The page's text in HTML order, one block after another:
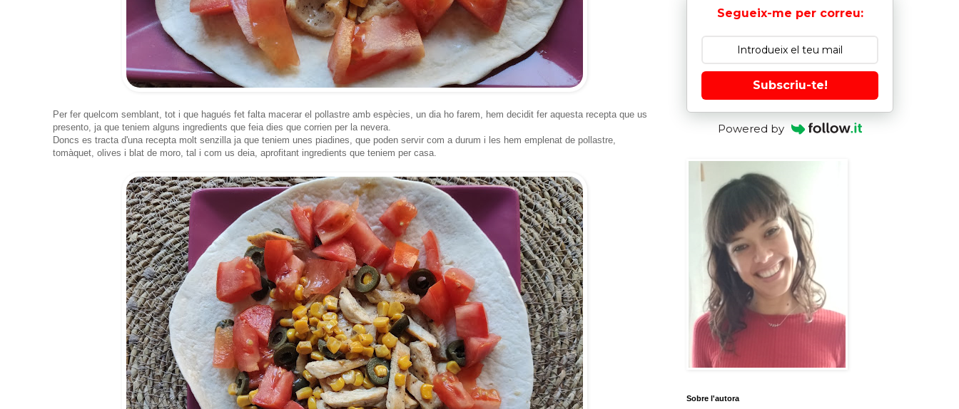
Per fer quelcom semblant, tot i que hagués fet falta macerar el pollastre amb espècies, un dia ho farem, hem decidit fer aquesta recepta que us
presento, ja que teniem alguns ingredients que feia dies que corrien per la nevera.
Doncs es tracta d'una recepta molt senzilla ja que teniem unes piadines, que poden servir com a durum i les hem emplenat de pollastre,
tomàquet, olives i blat de moro, tal i com us deia, aprofitant ingredients que teniem per casa.
Segueix-me per correu:
Subscriu-te!
Powered by
Sobre l'autora